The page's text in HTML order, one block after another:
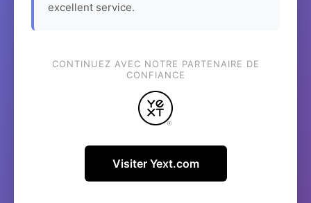
excellent service.
CONTINUEZ AVEC NOTRE PARTENAIRE DE
CONFIANCE
Visiter Yext.com